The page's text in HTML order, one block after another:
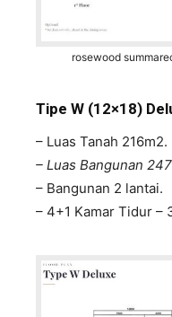
rosewood
Tipe W (12×18)
– Luas Tanah 216m2.
– Luas Bangunan
– Bangunan 2 lantai.
– 4+1 Kamar Tidur –